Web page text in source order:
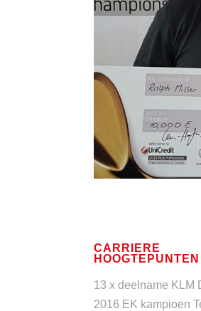
CARRIERE
HOOGTEPUNTEN
13 x deelname KLM
2016 EK kampioen